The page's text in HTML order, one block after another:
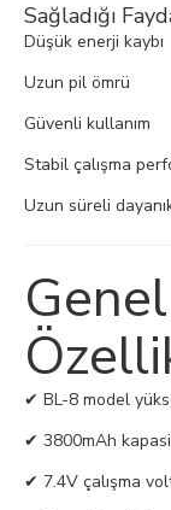
Sağladığı
Düşük enerji kaybı
Uzun pil ömrü
Güvenli kullanım
Stabil çalışma
Uzun süreli
✔ BL-8 model
✔ 3800mAh
✔ 7.4V çalışma